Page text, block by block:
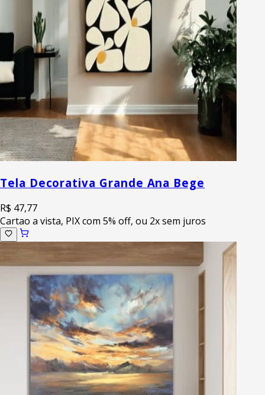
Tela Decorativa Grande Ana Bege
R$ 47,77
Cartao a vista, PIX com 5% off, ou 2x sem juros